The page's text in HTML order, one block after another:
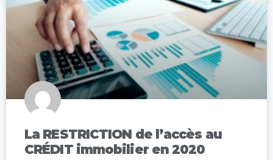
La RESTRICTION de l’accès au
CRÉDIT immobilier en 2020